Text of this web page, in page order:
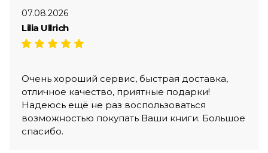
07.08.2026
Lilia Ullrich
Очень хороший сервис, быстрая доставка,
отличное качество, приятные подарки!
Надеюсь ещё не раз воспользоваться
возможностью покупать Ваши книги. Большое
спасибо.